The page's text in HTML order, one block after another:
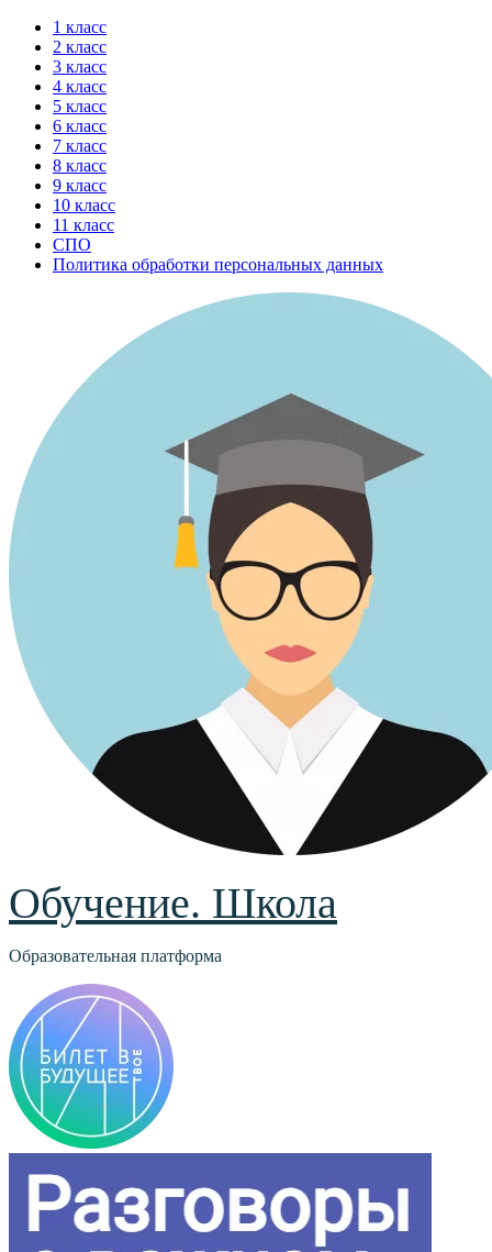
Перейти
содержимому
1 класс
2 класс
3 класс
4 класс
5 класс
6 класс
7 класс
8 класс
9 класс
10 класс
11 класс
СПО
Политика обработки персональных данных
Обучение. Школа
Образовательная платформа